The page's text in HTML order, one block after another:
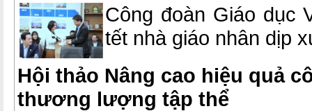
Công đoàn Giáo dục
tết nhà giáo nhân dịp
Hội thảo Nâng cao hiệu quả
thương lượng tập thể